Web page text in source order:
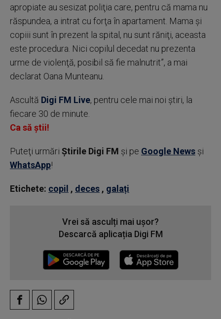
apropiate au sesizat poliţia care, pentru că mama nu
răspundea, a intrat cu forţa în apartament. Mama şi
copiii sunt în prezent la spital, nu sunt răniţi, aceasta
este procedura. Nici copilul decedat nu prezenta
urme de violenţă, posibil să fie malnutrit”, a mai
declarat Oana Munteanu.
Ascultă Digi FM Live, pentru cele mai noi știri, la
fiecare 30 de minute.
Ca să știi!
Puteţi urmări Știrile Digi FM şi pe Google News şi
WhatsApp!
Etichete: copil , deces , galați
Vrei să asculți mai ușor?
Descarcă aplicația Digi FM